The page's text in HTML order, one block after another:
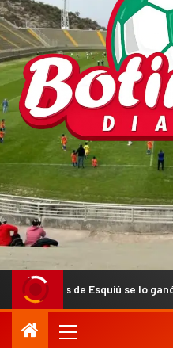
Esquiú se lo ganó en la última